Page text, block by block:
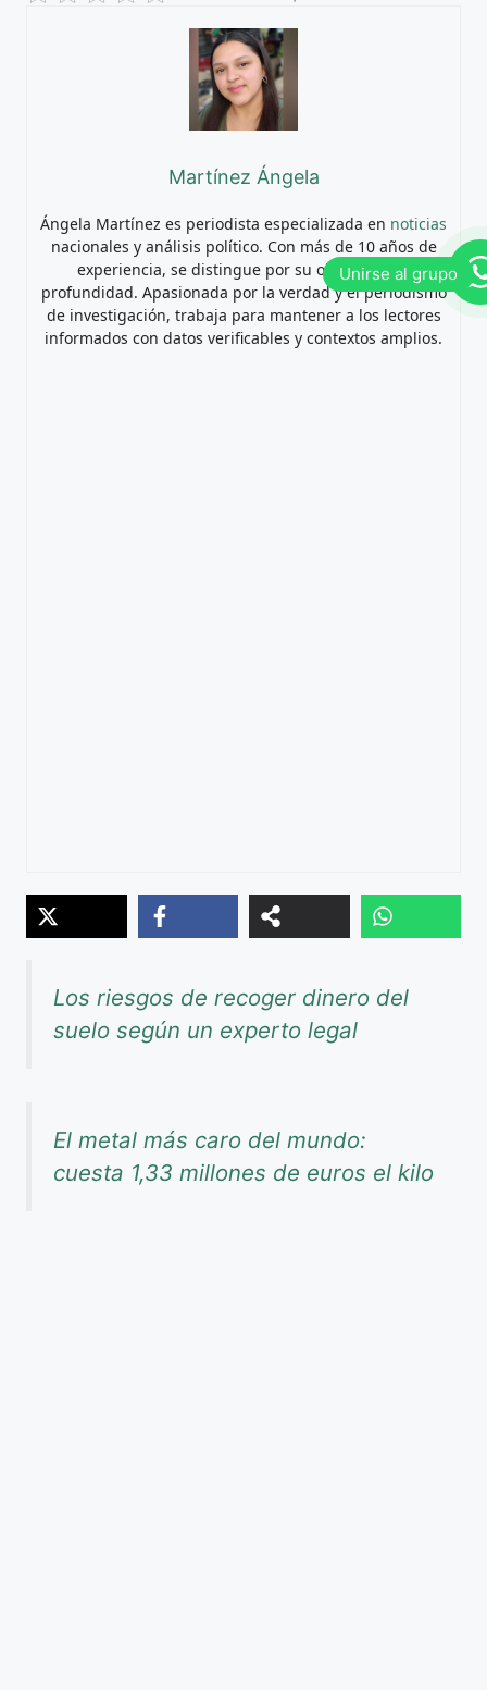
Martínez Ángela
Ángela Martínez es periodista especializada en noticias
nacionales y análisis político. Con más de 10 años de
experiencia, se distingue por su objetividad y
profundidad. Apasionada por la verdad y el periodismo
de investigación, trabaja para mantener a los lectores
informados con datos verificables y contextos amplios.
Los riesgos de recoger dinero del
suelo según un experto legal
El metal más caro del mundo:
cuesta 1,33 millones de euros el kilo